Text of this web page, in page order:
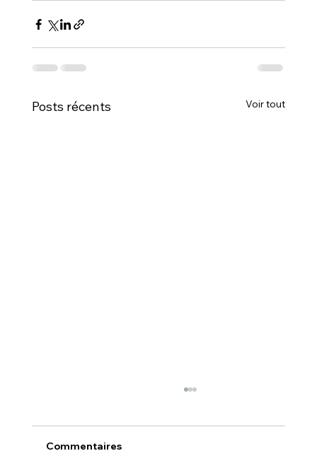
Posts récents Voir tout
Commentaires